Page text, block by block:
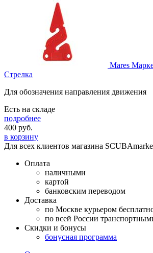
Mares
Стрелка
Для обозначения направления движения
Есть на складе
подробнее
400 руб.
в корзину
Для всех клиентов магазина
Оплата
наличными
картой
банковским переводом
Доставка
по Москве курьером
по всей России
Скидки и бонусы
бонусная программа